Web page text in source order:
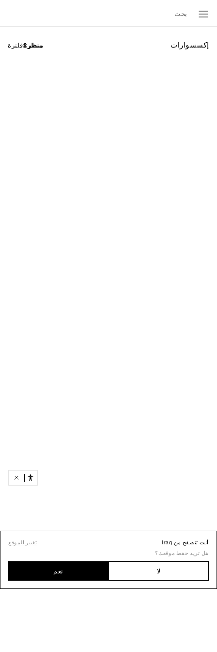
بحث
إكسسوارات فلترة
أنت تتصفح من Iraq
تغيير الموقع
هل تريد حفظ موقعك؟
لا نعم